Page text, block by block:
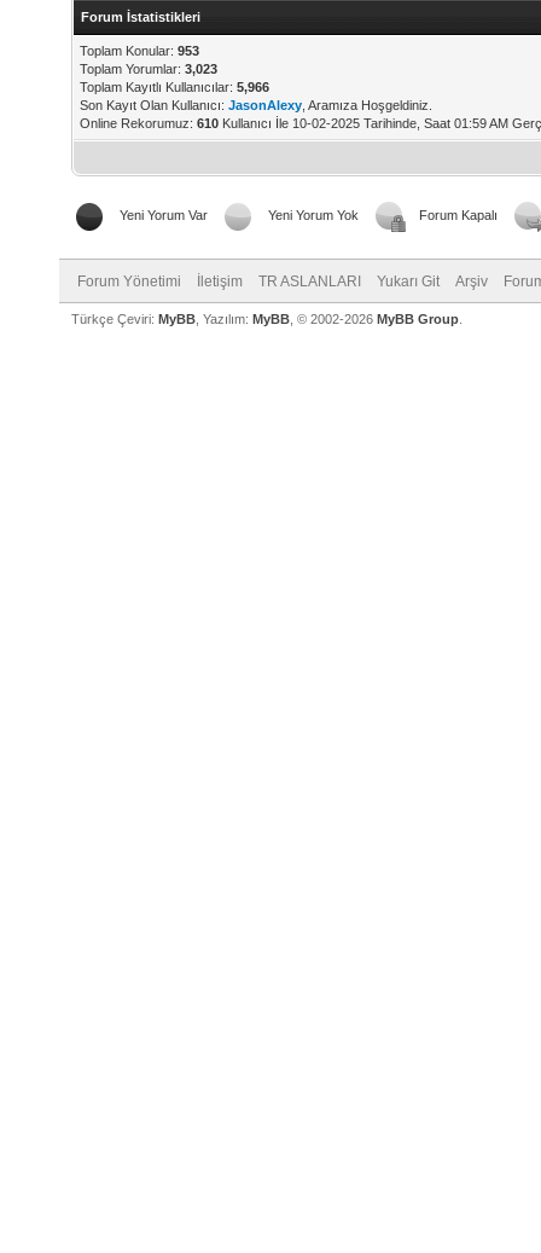
Forum İstatistikleri
Toplam Konular: 953
Toplam Yorumlar: 3,023
Toplam Kayıtlı Kullanıcılar: 5,966
Son Kayıt Olan Kullanıcı: JasonAlexy , Aramıza Hoşgeldiniz.
Online Rekorumuz: 610 Kullanıcı İle 10-02-2025 Tarihinde, Saat 01:59 AM
Yeni Yorum Var Yeni Yorum Yok Forum Kapalı
Forum Yönetimi İletişim TR ASLANLARI Yukarı Git Arşiv
Türkçe Çeviri: MyBB , Yazılım: MyBB , © 2002-2026 MyBB Group